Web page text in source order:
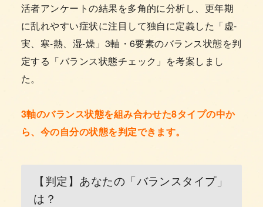
活者アンケートの結果を多角的に分析し、更年期
に乱れやすい症状に注目して独自に定義した「虚-
実、寒-熱、湿-燥」3軸・6要素のバランス状態を判
定する「バランス状態チェック」を考案しまし
た。
3軸のバランス状態を組み合わせた8タイプの中か
ら、今の自分の状態を判定できます。
【判定】あなたの「バランスタイプ」
は？